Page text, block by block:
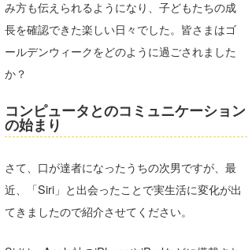
み方も伝えられるようになり、子どもたちの成
長を確認できた楽しい日々でした。皆さまはゴ
ールデンウィークをどのように過ごされました
か？
コンピュータとのコミュニケーション
の始まり
さて、口が達者になったうちの次男ですが、最
近、「Siri」と出会ったことで実生活に変化が出
てきましたので紹介させてください。
ライター/寄稿メディア
Core Surf Japan
mitsuteru Kamio
Yoshiyuki Obata
arukasvision
SURFMEDIA
WAVAL
波伝説アンバサダー/プロライダー
中浦“JET”章
嵯峨明日香
☆加藤
+☆maki☆+
波伝説